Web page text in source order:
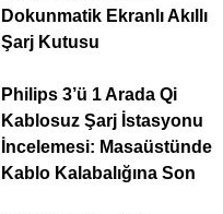
Dokunmatik Ekranlı Akıllı
Şarj Kutusu
Philips 3’ü 1 Arada Qi
Kablosuz Şarj İstasyonu
İncelemesi: Masaüstünde
Kablo Kalabalığına Son